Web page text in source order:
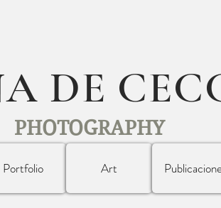
DE
PHOTOGRAPHY
Portfolio Art